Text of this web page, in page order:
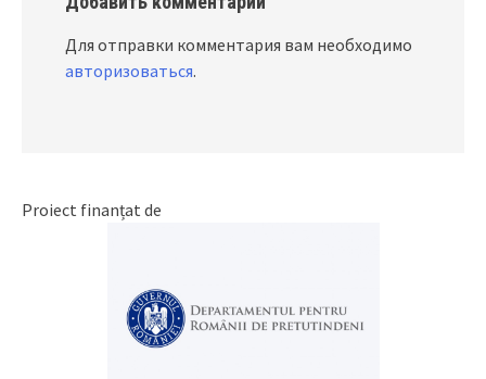
Для отправки комментария вам необходимо
авторизоваться.
Proiect finanțat de